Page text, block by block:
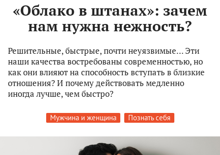
«Облако в штанах»: зачем
нам нужна нежность?
Решительные, быстрые, почти неуязвимые… Эти
наши качества востребованы современностью, но
как они влияют на способность вступать в близкие
отношения? И почему действовать медленно
иногда лучше, чем быстро?
Мужчина и женщина Познать себя